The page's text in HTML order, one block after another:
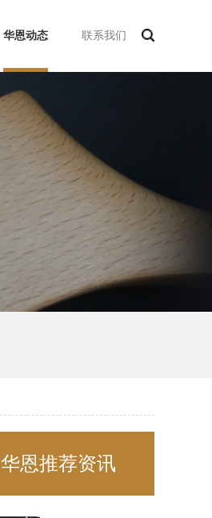
华恩动态 联系我们
华恩推荐资讯